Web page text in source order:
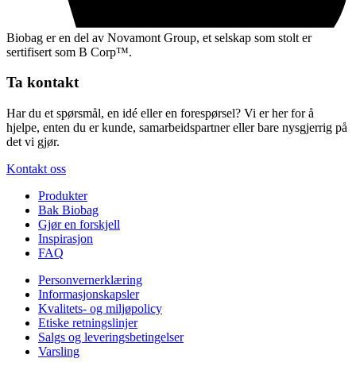
Biobag er en del av Novamont Group, et selskap som stolt er
sertifisert som B Corp™.
Ta kontakt
Har du et spørsmål, en idé eller en forespørsel? Vi er her for å
hjelpe, enten du er kunde, samarbeidspartner eller bare nysgjerrig på
det vi gjør.
Kontakt oss
Produkter
Bak Biobag
Gjør en forskjell
Inspirasjon
FAQ
Personvernerklæring
Informasjonskapsler
Kvalitets- og miljøpolicy
Etiske retningslinjer
Salgs og leveringsbetingelser
Varsling